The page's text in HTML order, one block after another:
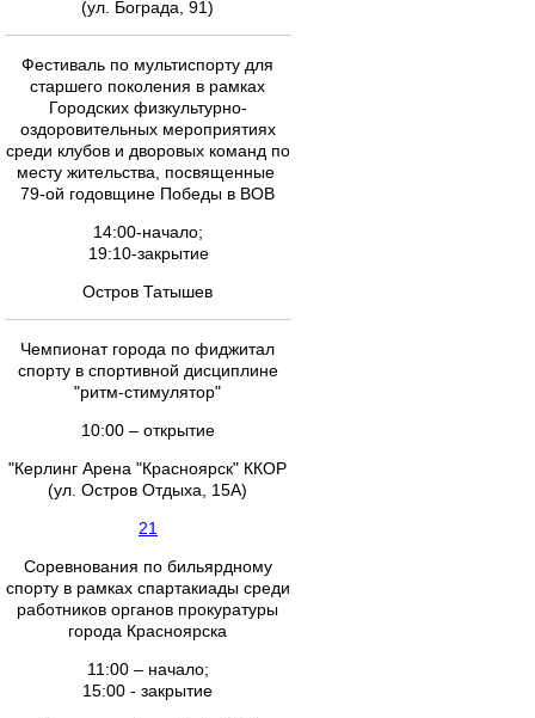
(ул. Бограда, 91)
Фестиваль по мультиспорту для
старшего поколения в рамках
Городских физкультурно-
оздоровительных мероприятиях
среди клубов и дворовых команд по
месту жительства, посвященные
79-ой годовщине Победы в ВОВ
14:00-начало;
19:10-закрытие
Остров Татышев
Чемпионат города по фиджитал
спорту в спортивной дисциплине
"ритм-стимулятор"
10:00 – открытие
"Керлинг Арена "Красноярск" ККОР
(ул. Остров Отдыха, 15А)
21
Соревнования по бильярдному
спорту в рамках спартакиады среди
работников органов прокуратуры
города Красноярска
11:00 – начало;
15:00 - закрытие